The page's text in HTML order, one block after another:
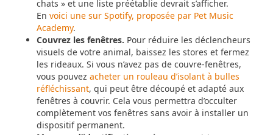
chats » et une liste préétablie devrait s’afficher.
En voici une sur Spotify, proposée par Pet Music
Academy.
Couvrez les fenêtres. Pour réduire les déclencheurs
visuels de votre animal, baissez les stores et fermez
les rideaux. Si vous n’avez pas de couvre-fenêtres,
vous pouvez acheter un rouleau d’isolant à bulles
réfléchissant, qui peut être découpé et adapté aux
fenêtres à couvrir. Cela vous permettra d’occulter
complètement vos fenêtres sans avoir à installer un
dispositif permanent.